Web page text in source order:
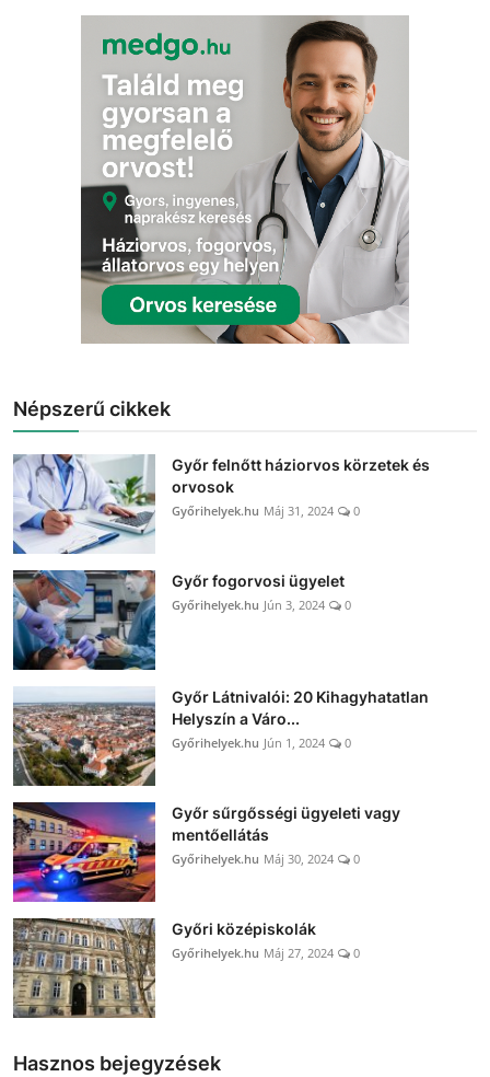
Népszerű cikkek
Győr felnőtt háziorvos körzetek és
orvosok
Győrihelyek.hu Máj 31, 2024 0
Győr fogorvosi ügyelet
Győrihelyek.hu Jún 3, 2024 0
Győr Látnivalói: 20 Kihagyhatatlan
Helyszín a Váro...
Győrihelyek.hu Jún 1, 2024 0
Győr sűrgősségi ügyeleti vagy
mentőellátás
Győrihelyek.hu Máj 30, 2024 0
Győri középiskolák
Győrihelyek.hu Máj 27, 2024 0
Hasznos bejegyzések